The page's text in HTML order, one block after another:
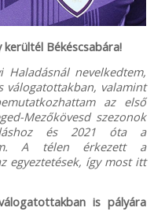
Békéscsabára!
Haladásnál nevelkedtem,
válogatottakban, valamint
az első
Mezőkövesd szezonok
és 2021 óta a
A télen érkezett a
egyeztetések, így most itt
is pályára